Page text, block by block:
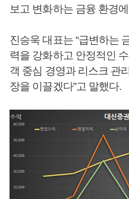
보고 변화하는 금융 환경
진승욱 대표는 “급변하는
력을 강화하고 안정적인
객 중심 경영과 리스크 관
장을 이끌겠다”고 말했다.